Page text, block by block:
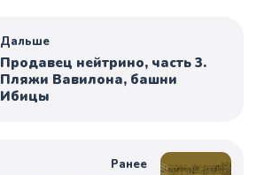
Дальше
Продавец нейтрино, часть 3.
Пляжи Вавилона, башни
Ибицы
Ранее